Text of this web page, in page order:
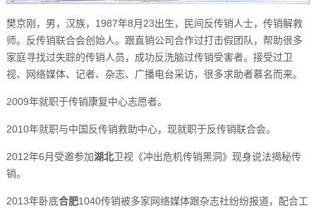
樊京刚，男，汉族，1987年8月23出生，民间反传销人士，传销解救
师。反传销联合会创始人。跟直销公司合作过打击假团队，帮助很多
家庭寻找过失踪的传销人员，成功反洗脑过传销受害者。接受过卫
视、网络媒体、记者、杂志、广播电台采访，很多求助者慕名而来。
2009年就职于传销康复中心志愿者。
2010年就职与中国反传销救助中心，现就职于反传销联合会。
2012年6月受邀参加湖北卫视《冲出危机传销黑洞》现身说法揭秘传
销。
2013年卧底合肥1040传销被多家网络媒体跟杂志社纷纷报道，配合工